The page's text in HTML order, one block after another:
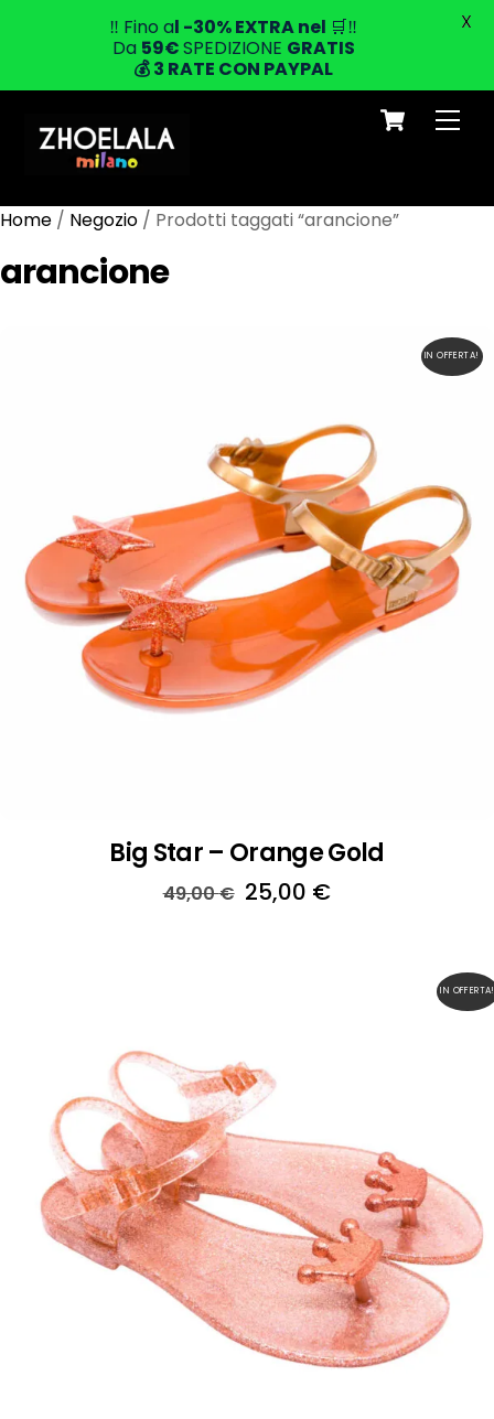
Cart
Home / Negozio / Prodotti taggati “arancione”
arancione
IN OFFERTA!
Big Star – Orange Gold
49,00€ Il
25,00 €
IN OFFERTA!
‼️ Fino al -30% EXTRAnel 🛒‼️
Da 59€SPEDIZIONE GRATIS
💰3 RATE CON PAYPAL
X